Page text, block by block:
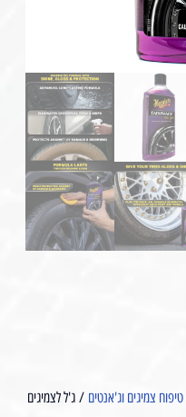
טיפוח צמיגים וג'אנטים / ג'ל לצמיגים